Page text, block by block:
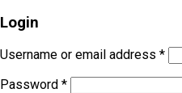
Login
Username or email address *
Password *